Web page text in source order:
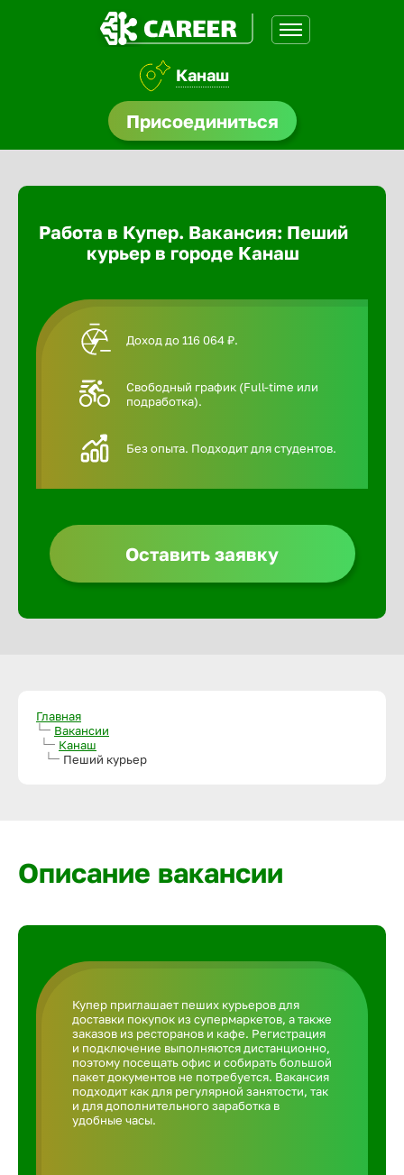
Канаш
Присоединиться
Абакан
Анадырь
Ачинск
Работа в Купер. Вакансия: Пеший
курьер в городе Канаш
Доход до 116 064 ₽.
Свободный график (Full-time или
подработка).
Без опыта. Подходит для студентов.
Оставить заявку
Главная
Вакансии
Канаш
Пеший курьер
Описание вакансии
Купер приглашает пеших курьеров для
доставки покупок из супермаркетов, а также
заказов из ресторанов и кафе. Регистрация
и подключение выполняются дистанционно,
поэтому посещать офис и собирать большой
пакет документов не потребуется. Вакансия
подходит как для регулярной занятости, так
и для дополнительного заработка в
удобные часы.